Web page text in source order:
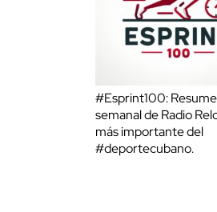
#Esprint100:
semanal de Radio
más importante del
#deportecubano.